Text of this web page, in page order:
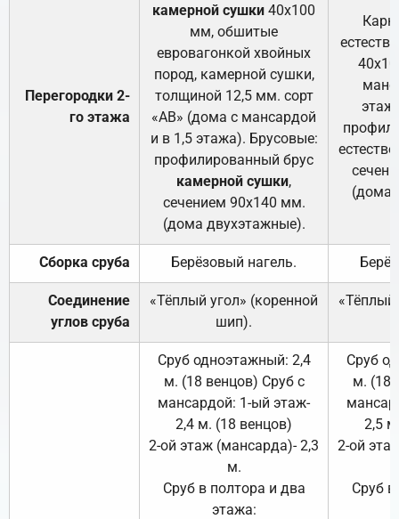
Перегородки 2-
го этажа
камерной сушки 40х100
мм, обшитые
евровагонкой хвойных
пород, камерной сушки,
толщиной 12,5 мм. сорт
«АВ» (дома с мансардой
и в 1,5 этажа). Брусовые:
профилированный брус
камерной сушки,
сечением 90х140 мм.
(дома двухэтажные).
(дома
Сборка сруба Берёзовый нагель.
Соединение
углов сруба
«Тёплый угол» (коренной
шип).
«Тёплый
Сруб одноэтажный: 2,4
м. (18 венцов) Сруб с
мансардой: 1-ый этаж-
2,4 м. (18 венцов)
2-ой этаж (мансарда)- 2,3
м.
Сруб в полтора и два
этажа:
Сруб
м. (18
2,5
2-ой
Сруб